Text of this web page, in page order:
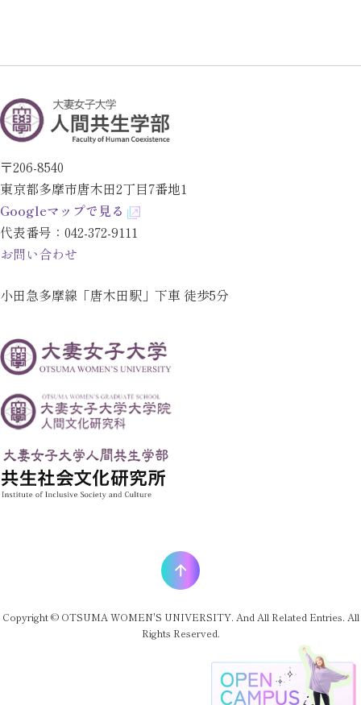
〒206-8540
東京都多摩市唐木田2丁目7番地1
Googleマップで見る
代表番号： 042-372-9111
お問い合わせ
小田急多摩線「唐木田駅」下車 徒歩5分
Copyright © OTSUMA WOMEN'S UNIVERSITY. And All Related Entries. All
Rights Reserved.